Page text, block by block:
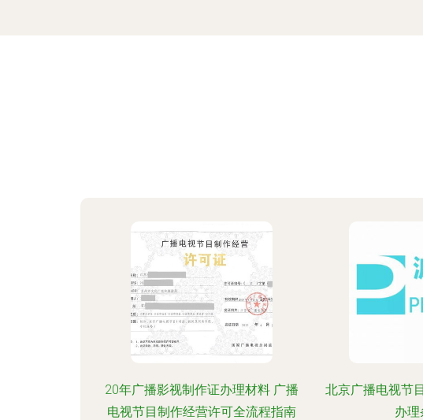
20年广播影视制作证办理材料 广播
电视节目制作经营许可全流程指南
北京广播电视节
办